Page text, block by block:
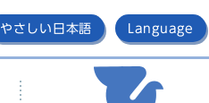
やさしい日本語 Language